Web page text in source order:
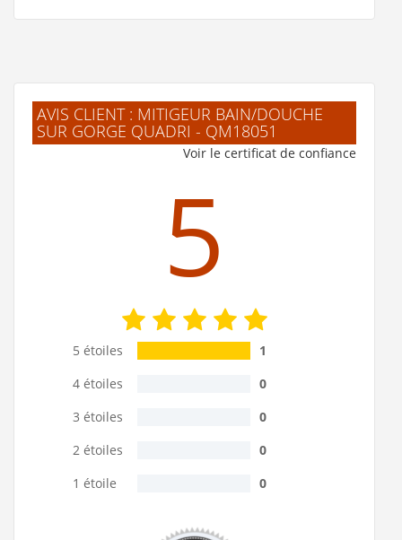
AVIS CLIENT : MITIGEUR BAIN/DOUCHE
SUR GORGE QUADRI - QM18051
Voir le certificat de confiance
5
5 étoiles
1
4 étoiles
0
3 étoiles
0
2 étoiles
0
1 étoile
0